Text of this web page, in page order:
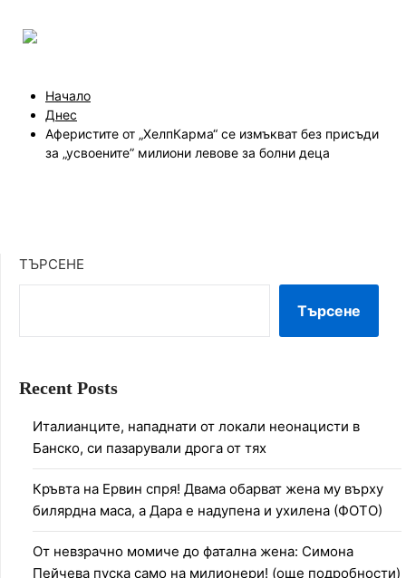
Начало
Днес
Аферистите от „ХелпКарма“ се измъкват без присъди
за „усвоените” милиони левове за болни деца
ТЪРСЕНЕ
Търсене
Recent Posts
Италианците, нападнати от локали неонацисти в
Банско, си пазарували дрога от тях
Кръвта на Ервин спря! Двама обарват жена му върху
билярдна маса, а Дара е надупена и ухилена (ФОТО)
От невзрачно момиче до фатална жена: Симона
Пейчева пуска само на милионери! (още подробности)